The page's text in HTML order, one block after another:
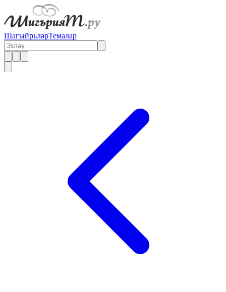
ШагыйрьләрТемалар